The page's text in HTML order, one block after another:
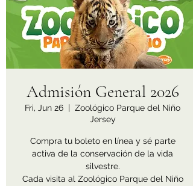
Admisión General 2026
Fri, Jun 26
  |
Zoológico Parque del Niño
Jersey
Compra tu boleto en línea y sé parte
activa de la conservación de la vida
silvestre.
Cada visita al Zoológico Parque del Niño